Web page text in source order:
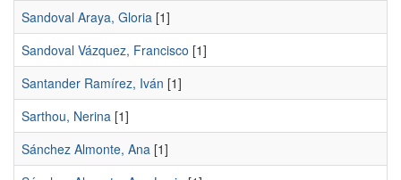
Sandoval Araya, Gloria [1]
Sandoval Vázquez, Francisco [1]
Santander Ramírez, Iván [1]
Sarthou, Nerina [1]
Sánchez Almonte, Ana [1]